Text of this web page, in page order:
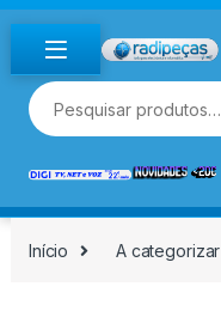
Skip to navigation
Skip to content
Pesquisar por:
Início A categorizar